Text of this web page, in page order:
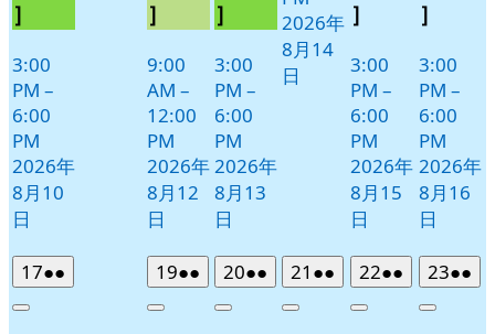
］
3:00
PM –
6:00
PM
2026年
8月10
日
］
9:00
AM –
12:00
PM
2026年
8月12
日
］
3:00
PM –
6:00
PM
2026年
8月13
日
2026年
8月14
日
］
3:00
PM –
6:00
PM
2026年
8月15
日
］
3:00
PM –
6:00
PM
2026年
8月16
日
172026
年
●●
件
Close
192026
年
●●
件
Close
202026
年
●●
件
Close
21 2026
年
●●
件
Close
222026
年
●●
件
Close
232026
年
●●
件
Close